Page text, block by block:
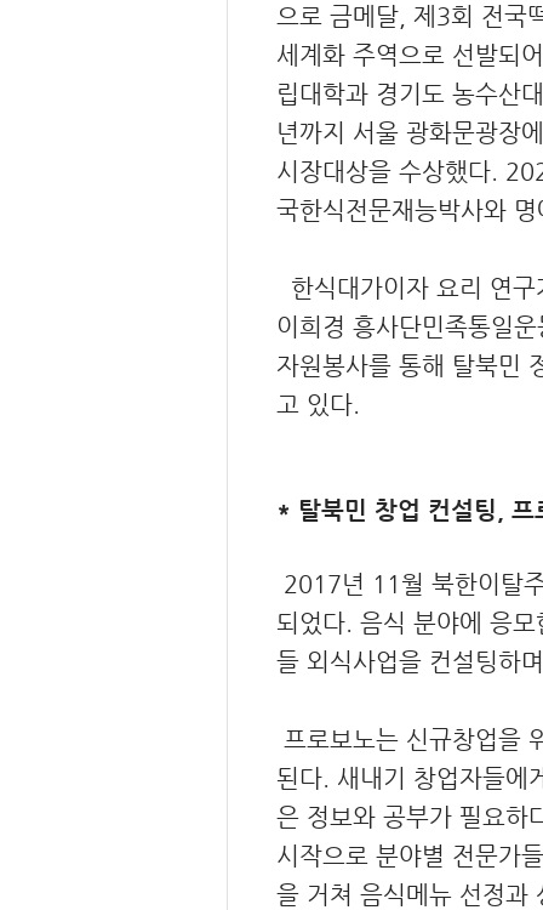
으로 금메달, 제3회 전국
세계화 주역으로 선발되
립대학과 경기도 농수산
년까지 서울 광화문광장
시장대상을 수상했다.
국한식전문재능박사와
한식대가이자 요리 연
이희경 흥사단민족통일
자원봉사를 통해 탈북민
고 있다.
* 탈북민 창업 컨설팅,
2017년 11월 북한이탈
되었다. 음식 분야에 응
들 외식사업을 컨설팅하
프로보노는 신규창업을
된다. 새내기 창업자들에
은 정보와 공부가 필요하
시작으로 분야별 전문가
을 거쳐 음식메뉴 선정과